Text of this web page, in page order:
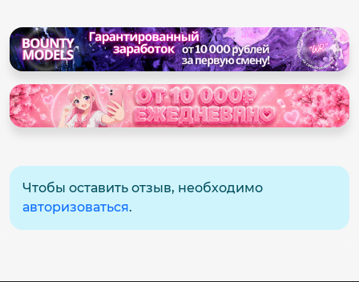
Чтобы оставить отзыв, необходимо
авторизоваться.